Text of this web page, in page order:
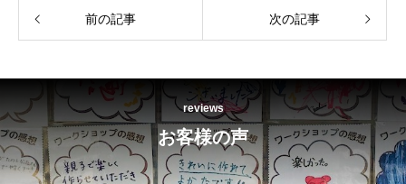
前の記事 次の記事
reviews
お客様の声